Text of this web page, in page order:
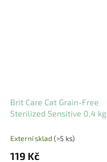
Brit Care Cat Grain-Free
Sterilized Sensitive 0,4 kg
Externí sklad (>5 ks)
119 Kč